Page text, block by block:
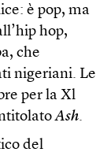
è pop, ma
hop,
che
nigeriani. Le
per la Xl
Ash.
del